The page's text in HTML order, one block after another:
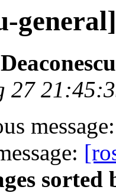
27
message:
sorted